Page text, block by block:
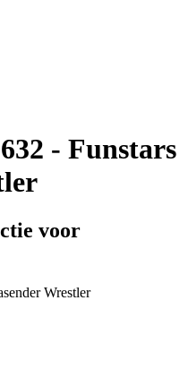
- Funstars
voor
Wrestler